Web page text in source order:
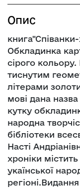
Опис
Обкладинка
сірого
тиснутим
літерами
мові дана
кутку
народна
бібліотеки
Насті
хроніки
укаїнської